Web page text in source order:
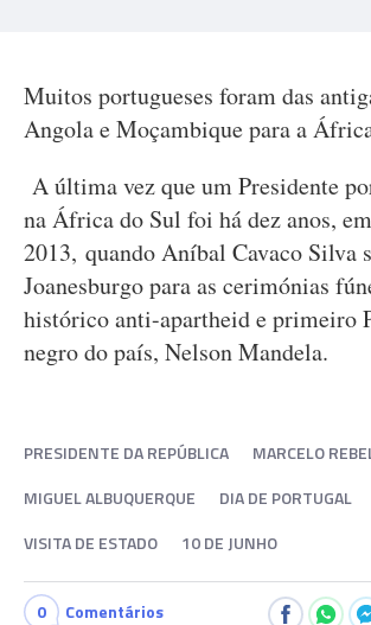
Muitos portugueses foram das
Angola e Moçambique para a
A última vez que um Presidente
na África do Sul foi há dez anos,
2013, quando Aníbal Cavaco Silva
Joanesburgo para as cerimónias
histórico anti-apartheid e primeiro
negro do país, Nelson Mandela.
PRESIDENTE DA REPÚBLICA
MARCELO
MIGUEL ALBUQUERQUE
DIA DE PORTUGAL
VISITA DE ESTADO
10 DE JUNHO
0 Comentários